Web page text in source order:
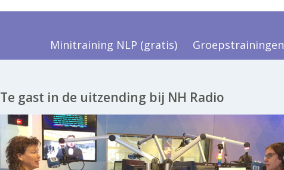
Minitraining NLP (gratis) Groepstrainingen
Te gast in de uitzending bij NH Radio